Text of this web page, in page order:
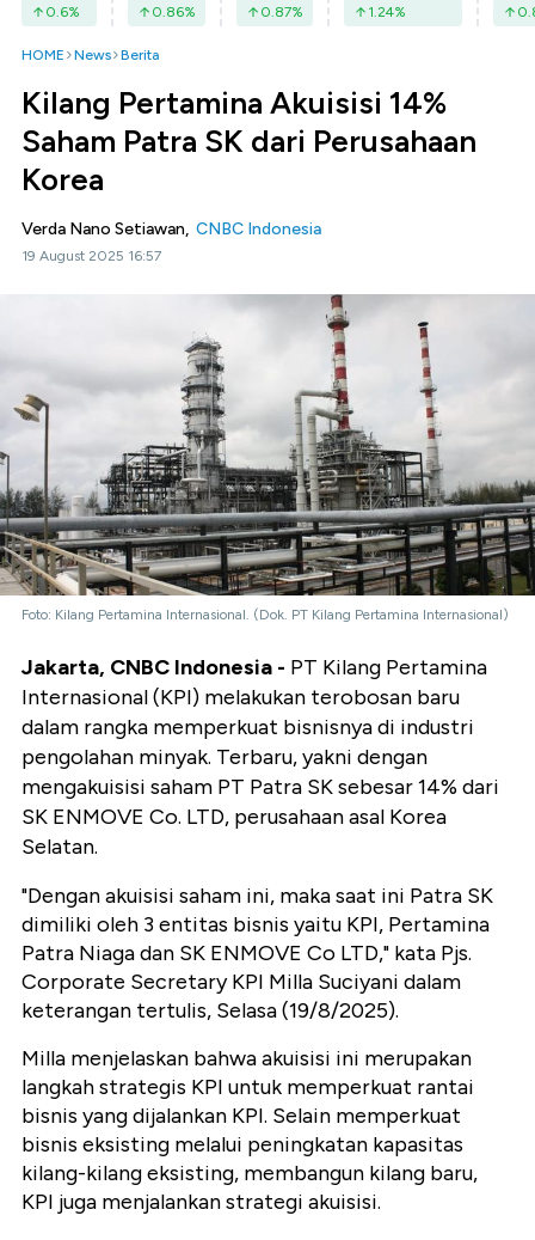
0.6% 0.86% 0.87% 1.24%
HOME News Berita
Kilang Pertamina Akuisisi 14%
Saham Patra SK dari Perusahaan
Korea
Verda Nano Setiawan, CNBC Indonesia
19 August 2025 16:57
Foto: Kilang Pertamina Internasional. (Dok. PT Kilang Pertamina Internasional)
Jakarta, CNBC Indonesia - PT Kilang Pertamina
Internasional (KPI) melakukan terobosan baru
dalam rangka memperkuat bisnisnya di industri
pengolahan minyak. Terbaru, yakni dengan
mengakuisisi saham PT Patra SK sebesar 14% dari
SK ENMOVE Co. LTD, perusahaan asal Korea
Selatan.
"Dengan akuisisi saham ini, maka saat ini Patra SK
dimiliki oleh 3 entitas bisnis yaitu KPI, Pertamina
Patra Niaga dan SK ENMOVE Co LTD," kata Pjs.
Corporate Secretary KPI Milla Suciyani dalam
keterangan tertulis, Selasa (19/8/2025).
Milla menjelaskan bahwa akuisisi ini merupakan
langkah strategis KPI untuk memperkuat rantai
bisnis yang dijalankan KPI. Selain memperkuat
bisnis eksisting melalui peningkatan kapasitas
kilang-kilang eksisting, membangun kilang baru,
KPI juga menjalankan strategi akuisisi.